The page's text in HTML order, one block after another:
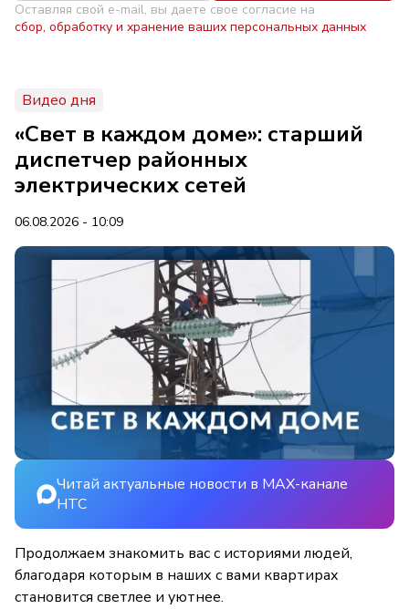
Оставляя свой e-mail, вы даете свое согласие на
сбор, обработку и хранение ваших персональных данных
Видео дня
«Свет в каждом доме»: старший
диспетчер районных
электрических сетей
06.08.2026 - 10:09
Читай актуальные новости в MAX-канале
НТС
Продолжаем знакомить вас с историями людей,
благодаря которым в наших с вами квартирах
становится светлее и уютнее.